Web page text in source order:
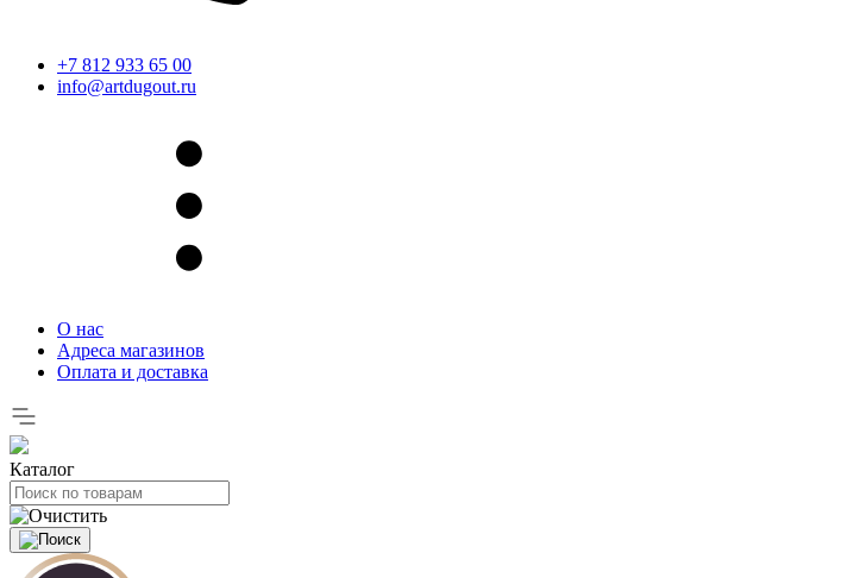
+7 812 933 65 00
info@artdugout.ru
О нас
Адреса магазинов
Оплата и доставка
Каталог